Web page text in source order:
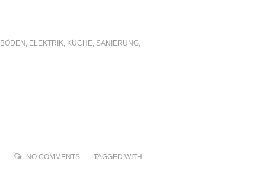
BÖDEN , ELEKTRIK, KÜCHE, SANIERUNG,
NO COMMENTS
TAGGED WITH